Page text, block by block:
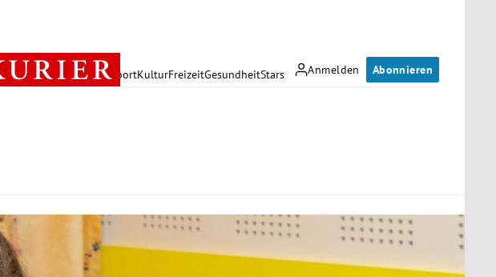
Anmelden Abonnieren
PolitikWirtschaft SportKulturFreizeitGesundheitStars